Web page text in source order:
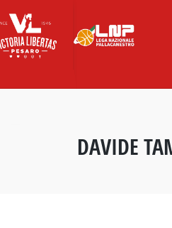
to
content
DAVIDE